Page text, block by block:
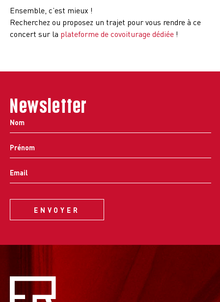
Ensemble, c’est mieux !
Recherchez ou proposez un trajet pour vous rendre à ce
concert sur la plateforme de covoiturage dédiée !
Newsletter